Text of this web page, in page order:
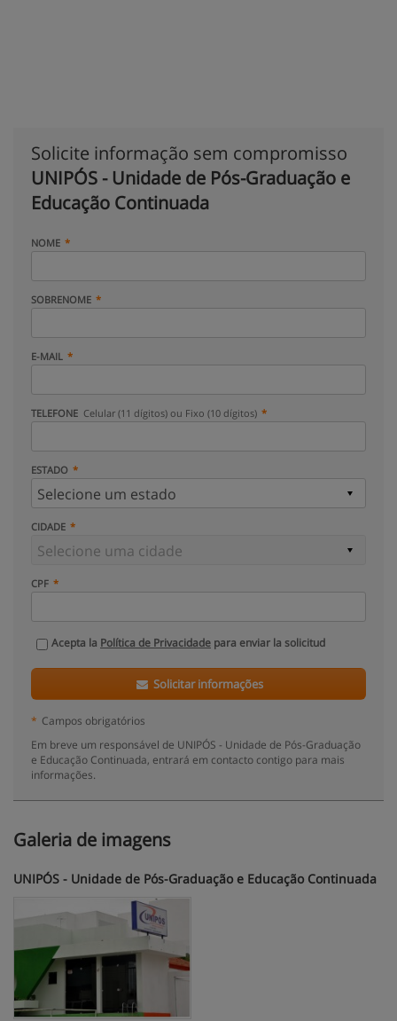
Solicite informação sem compromisso
UNIPÓS - Unidade de Pós-Graduação e
Educação Continuada
NOME
SOBRENOME
E-MAIL
TELEFONE Celular (11 dígitos) ou Fixo (10 dígitos)
ESTADO
CIDADE
CPF
Acepta la Política de Privacidade para enviar la solicitud
Solicitar informações
* Campos obrigatórios
Em breve um responsável de UNIPÓS - Unidade de Pós-Graduação
e Educação Continuada, entrará em contacto contigo para mais
informações.
Galeria de imagens
UNIPÓS - Unidade de Pós-Graduação e Educação Continuada